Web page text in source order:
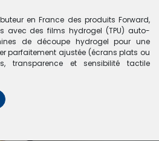
trouvé aucun
!
dans la catégorie A20 - A205.
en France des produits Forward,
avec des films hydrogel (TPU) auto-
de découpe hydrogel pour une
parfaitement ajustée (écrans plats ou
transparence et sensibilité tactile